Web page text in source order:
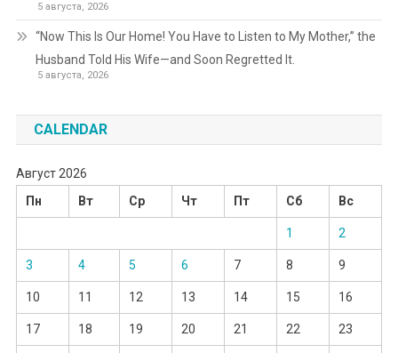
5 августа, 2026
“Now This Is Our Home! You Have to Listen to My Mother,” the
Husband Told His Wife—and Soon Regretted It.
5 августа, 2026
CALENDAR
Август 2026
Пн
Вт Ср Чт Пт Сб Вс
1 2
3 4 5 6 7 8 9
10 11 12 13 14 15 16
17 18 19 20 21 22 23